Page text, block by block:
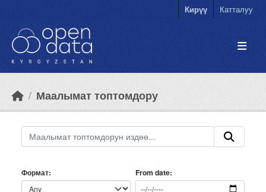
Кирүү Катталуу
Маалымат топтомдору
Формат From date